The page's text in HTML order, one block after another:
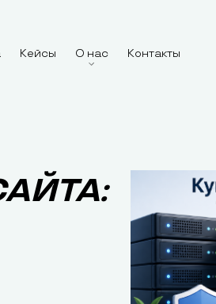
Кейсы О нас Контакты